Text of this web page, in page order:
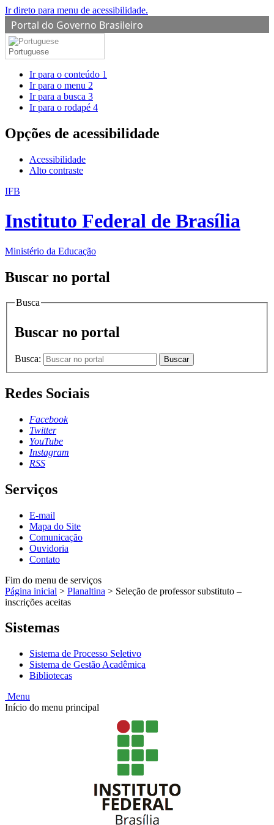
Ir direto para menu de acessibilidade.
Portal do Governo Brasileiro
Portuguese
Ir para o conteúdo 1
Ir para o menu 2
Ir para a busca 3
Ir para o rodapé 4
Opções de acessibilidade
Acessibilidade
Alto contraste
IFB
Instituto Federal de Brasília
Ministério da Educação
Buscar no portal
Busca
Buscar no portal
Busca: Buscar
Redes Sociais
Facebook
Twitter
YouTube
Instagram
RSS
Serviços
E-mail
Mapa do Site
Comunicação
Ouvidoria
Contato
Fim do menu de serviços
Página inicial > Planaltina > Seleção de professor substituto –
inscrições aceitas
Sistemas
Sistema de Processo Seletivo
Sistema de Gestão Acadêmica
Bibliotecas
Menu
Início do menu principal